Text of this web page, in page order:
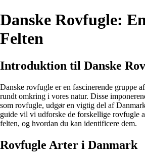
Danske Rovfugle:
Felten
Introduktion til Danske
Danske rovfugle er en fascinerende gruppe
rundt omkring i vores natur. Disse
som rovfugle, udgør en vigtig del af
guide vil vi udforske de forskellige rovfugle
felten, og hvordan du kan identificere dem.
Rovfugle Arter i Danmark